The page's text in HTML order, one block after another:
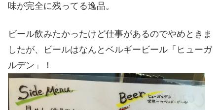
味が完全に残ってる逸品。
ビール飲みたかったけど仕事があるのでやめときま
したが、ビールはなんとベルギービール「ヒューガ
ルデン」！